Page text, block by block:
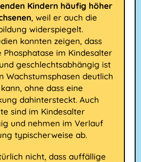
Kindern häufig höher
, weil er auch die
widerspiegelt.
konnten zeigen, dass
Phosphatase im Kindesalter
geschlechtsabhängig ist
Wachstumsphasen deutlich
ohne dass eine
dahintersteckt. Auch
sind im Kindesalter
und nehmen im Verlauf
typischerweise ab.
nicht, dass auffällige